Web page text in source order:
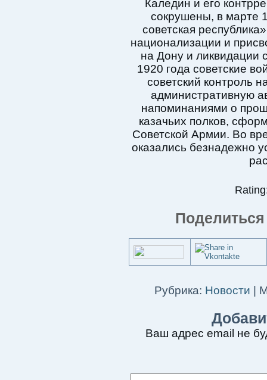
Каледин и его
сокрушены, в марте
советская
национализации и
на Дону и ликвидации
1920 года советские
советский контроль
административную
напоминаниями о
казачьих полков,
Советской Армии. Во
оказались безнадежно
Рубрика: Новости
Ваш адрес email не